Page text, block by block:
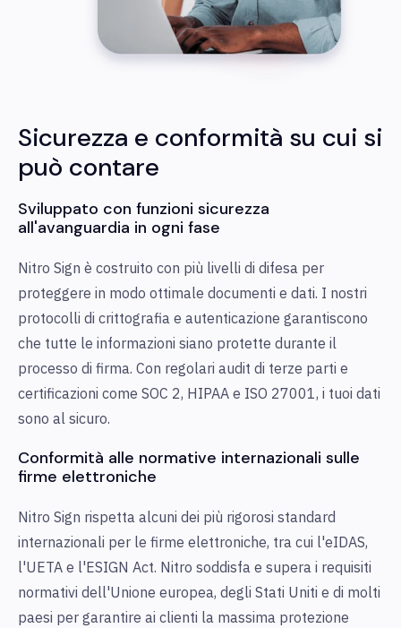
Sicurezza e conformità su cui si
può contare
Sviluppato con funzioni sicurezza
all'avanguardia in ogni fase
Nitro Sign è costruito con più livelli di difesa per
proteggere in modo ottimale documenti e dati. I nostri
protocolli di crittografia e autenticazione garantiscono
che tutte le informazioni siano protette durante il
processo di firma. Con regolari audit di terze parti e
certificazioni come SOC 2, HIPAA e ISO 27001, i tuoi dati
sono al sicuro.
Conformità alle normative internazionali sulle
firme elettroniche
Nitro Sign rispetta alcuni dei più rigorosi standard
internazionali per le firme elettroniche, tra cui l'eIDAS,
l'UETA e l'ESIGN Act. Nitro soddisfa e supera i requisiti
normativi dell'Unione europea, degli Stati Uniti e di molti
paesi per garantire ai clienti la massima protezione